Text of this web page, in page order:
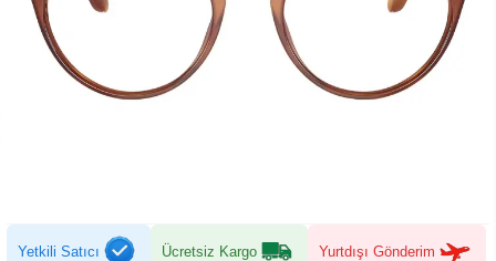
Yetkili Satıcı Ücretsiz Kargo Yurtdışı Gönderim